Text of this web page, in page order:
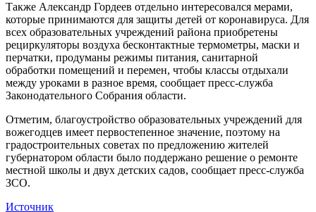
Также Александр Гордеев отдельно интересовался мерами,
которые принимаются для защиты детей от коронавируса. Для
всех образовательных учреждений района приобретены
рециркуляторы воздуха бесконтактные термометры, маски и
перчатки, продуманы режимы питания, санитарной
обработки помещений и перемен, чтобы классы отдыхали
между уроками в разное время, сообщает пресс-служба
Законодательного Собрания области.
Отметим, благоустройство образовательных учреждений для
вожегодцев имеет первостепенное значение, поэтому на
градостроительных советах по предложению жителей
губернатором области было поддержано решение о ремонте
местной школы и двух детских садов, сообщает пресс-служба
ЗСО.
Источник